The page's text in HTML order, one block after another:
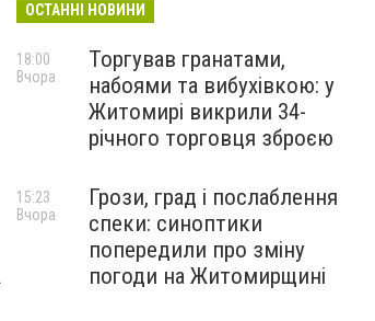
ОСТАННІ НОВИНИ
Торгував гранатами,
набоями та вибухівкою: у
Житомирі викрили 34-
річного торговця зброєю
18:00
Вчора
Грози, град і послаблення
спеки: синоптики
попередили про зміну
погоди на Житомирщині
15:23
Вчора